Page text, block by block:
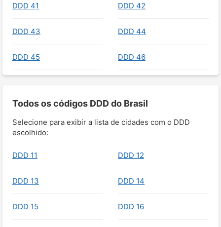
DDD 41 DDD 42
DDD 43 DDD 44
DDD 45 DDD 46
Todos os códigos DDD do Brasil
Selecione para exibir a lista de cidades com o DDD
escolhido:
DDD 11 DDD 12
DDD 13 DDD 14
DDD 15 DDD 16